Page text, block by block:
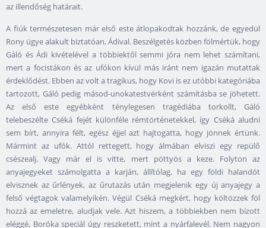
az illendőség határait.
A fiúk természetesen már első este átlopakodtak hozzánk, de egyedül
Rony ügye alakult biztatóan, Ádival. Beszélgetés közben fölmértük, hogy
Gáló és Ádi kivételével a többiektől semmi jóra nem lehet számítani,
mert a focistákon és az ufókon kívül más iránt nem igazán mutattak
érdeklődést. Ebben az volt a tragikus, hogy Kovi is ez utóbbi kategóriába
tartozott, Gáló pedig másod-unokatestvérként számításba se jöhetett.
Az első este egyébként ténylegesen tragédiába torkollt, Gáló
telebeszélte Cséká fejét különféle rémtörténetekkel, így Cséká aludni
sem bírt, annyira félt, egész éjjel azt hajtogatta, hogy jönnek értünk.
Mármint az ufók. Attól rettegett, hogy álmában elviszi egy repülő
csészealj. Vagy már el is vitte, mert pöttyös a keze. Folyton az
anyajegyeket számolgatta a karján, állítólag, ha egy földi halandót
elvisznek az űrlények, az űrutazás után megjelenik egy új anyajegy a
felső végtagok valamelyikén. Végül Cséká megkért, hogy költözzek föl
hozzá az emeletre, aludjak vele. Azt hiszem, a többiekben nem bízott
eléggé, Boróka speciál úgy reszketett, mint a nyárfalevél. Nem nagyon